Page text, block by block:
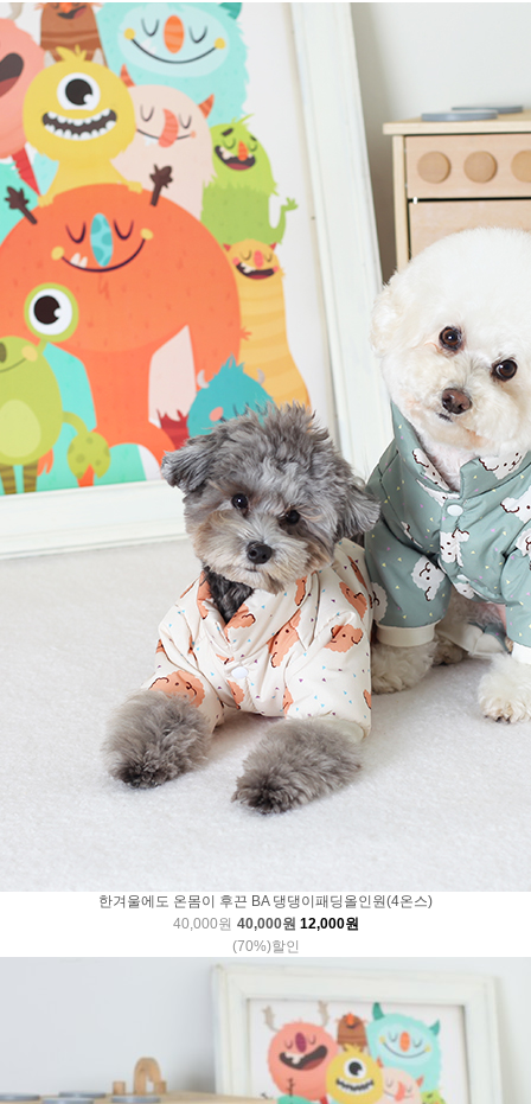
한겨울에도 온몸이 후끈 BA 댕댕이패딩올인원(4온스)
40,000원 40,000원 12,000원
(70%)할인